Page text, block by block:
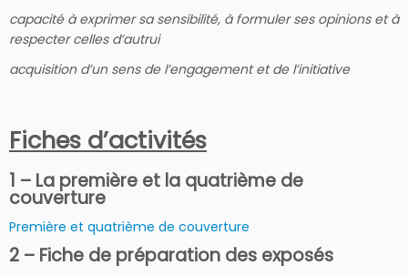
capacité à exprimer sa sensibilité, à formuler ses opinions et à
respecter celles d’autrui
acquisition d’un sens de l’engagement et de l’initiative
Fiches d’activités
1 – La première et la quatrième de
couverture
Première et quatrième de couverture
2 – Fiche de préparation des exposés